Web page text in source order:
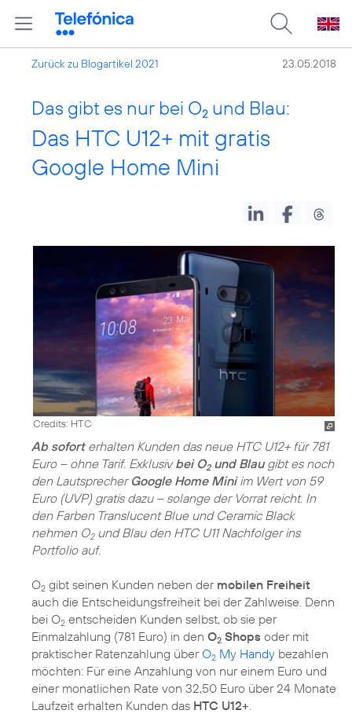
Zurück zu Blogartikel 2021 23.05.2018
Das gibt es nur bei O2 und Blau:
Das HTC U12+ mit gratis
Google Home Mini
Credits: HTC
Ab soforterhalten Kunden das neue HTC U12+ für 781
Euro – ohne Tarif. Exklusivbei O2und Blaugibt es noch
den Lautsprecher Google Home Miniim Wert von 59
Euro (UVP) gratis dazu – solange der Vorrat reicht. In
den Farben Translucent Blue und Ceramic Black
nehmen O2und Blau den HTC U11 Nachfolger ins
Portfolio auf.
O2 gibt seinen Kunden neben der mobilen Freiheit
auch die Entscheidungsfreiheit bei der Zahlweise. Denn
bei O2 entscheiden Kunden selbst, ob sie per
Einmalzahlung (781 Euro) in den O2 Shops oder mit
praktischer Ratenzahlung überO2 My Handy bezahlen
möchten: Für eine Anzahlung von nur einem Euro und
einer monatlichen Rate von 32,50 Euro über 24 Monate
Laufzeit erhalten Kunden das HTC U12+